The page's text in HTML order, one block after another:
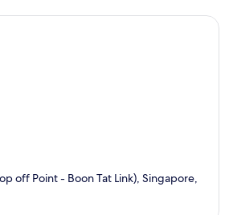
off Point - Boon Tat Link), Singapore,